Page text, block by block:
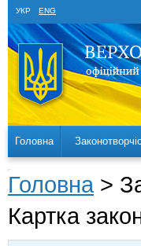
УКР ENG
Головна
Головна >
Картка